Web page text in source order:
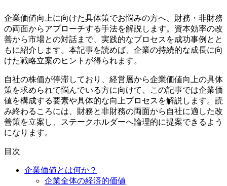
企業価値向上に向けた具体策でお悩みの方へ、財務・非財務
の両面からアプローチする手法を解説します。資本効率の改
善から市場との対話まで、実践的なプロセスを成功事例とと
もに紹介します。本記事を読めば、企業の持続的な成長に向
けた戦略立案のヒントが得られます。
自社の株価が停滞しており、経営層から企業価値向上の具体
策を求められて悩んでいる方に向けて、この記事では企業価
値を構成する要素や具体的な向上プロセスを解説します。読
み終わるころには、財務と非財務の両面から自社に適した改
善策を立案し、ステークホルダーへ論理的に提案できるよう
になります。
目次
企業価値とは何か？
企業全体の経済的価値